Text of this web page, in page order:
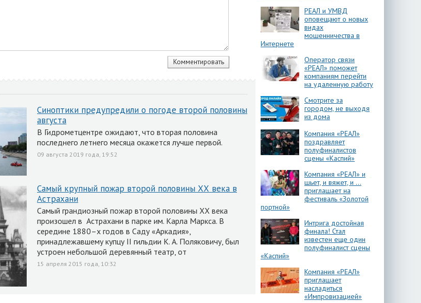
Синоптики предупредили о погоде второй половины
августа
В Гидрометцентре ожидают, что вторая половина
последнего летнего месяца окажется лучше первой.
09 августа 2019 года, 19:52
Самый крупный пожар второй половины ХХ века в
Астрахани
Самый грандиозный пожар второй половины ХХ века
произошел в Астрахани в парке им. Карла Маркса. В
середине 1880–х годов в Саду «Аркадия»,
принадлежавшему купцу II гильдии К. А. Поляковичу, был
устроен небольшой деревянный театр, от
15 апреля 2015 года, 10:32
РЕАЛ и УМВД
оповещают о новых
видах
мошенничества в
Интернете
Оператор связи
«РЕАЛ» поможет
компаниям перейти
на удаленную работу
Смотрите за
городом, не выходя
из дома
Компания «РЕАЛ»
поздравляет
полуфиналистов
сцены «Каспий»
Компания «РЕАЛ» и
шьет, и вяжет, и …
приглашает на
фестиваль «Золотой
портной»
Интрига достойная
финала! Стал
известен еще один
полуфиналист сцены
«Каспий»
Компания «РЕАЛ»
приглашает
насладиться
«Импровизацией»